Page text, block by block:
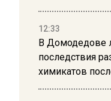
12:33
В Домодедове
последствия
химикатов